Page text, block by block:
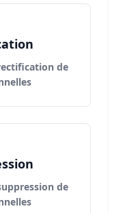
de
de